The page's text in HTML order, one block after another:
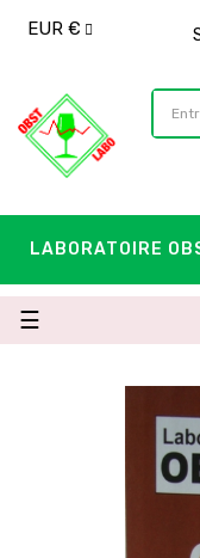
EUR €
LABORATOIRE
navigazione
Toggle
☰